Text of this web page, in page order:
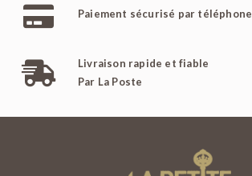
Paiement sécurisé par téléphone
Livraison rapide et fiable
Par La Poste